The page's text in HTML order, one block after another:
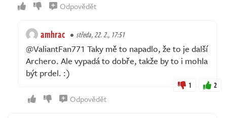
Odpovědět
amhrac středa, 22. 2., 17:51
@ValiantFan771 Taky mě to napadlo, že to je další
Archero. Ale vypadá to dobře, takže by to i mohla
být prdel. :)
1 2
Odpovědět